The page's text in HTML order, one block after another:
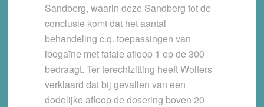
Sandberg, waarin deze Sandberg tot de
conclusie komt dat het aantal
behandeling c.q. toepassingen van
ibogaïne met fatale afloop 1 op de 300
bedraagt. Ter terechtzitting heeft Wolters
verklaard dat bij gevallen van een
dodelijke afloop de dosering boven 20